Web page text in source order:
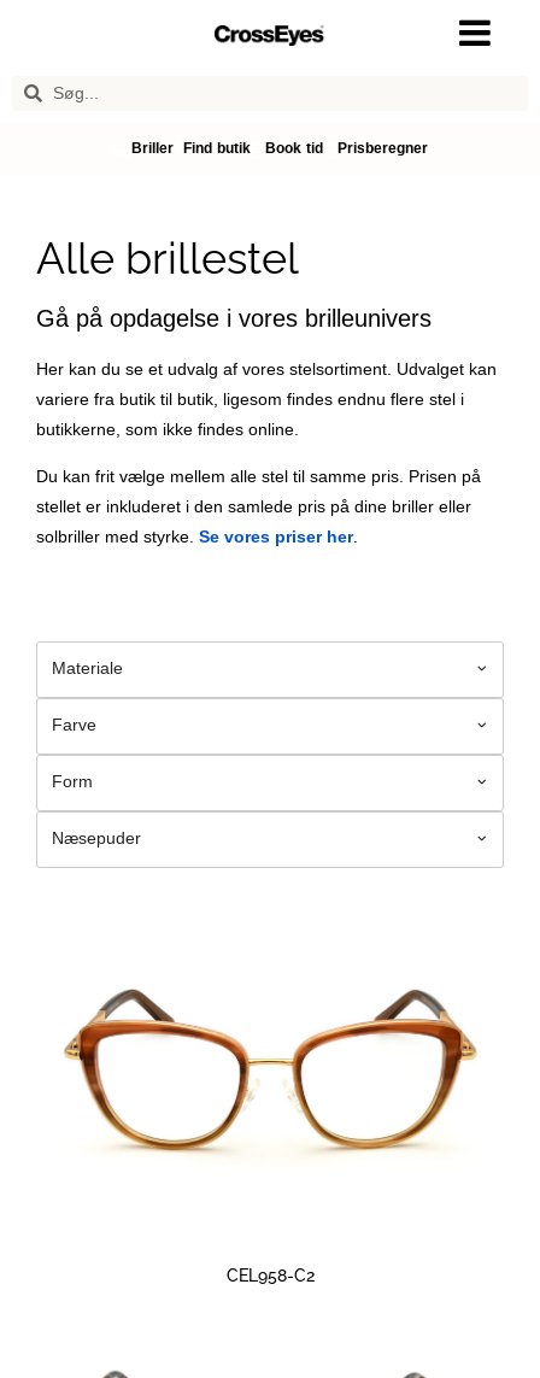
Briller Find butik Book tid Prisberegner
Alle brillestel
Gå på opdagelse i vores brilleunivers
Her kan du se et udvalg af vores stelsortiment. Udvalget kan
variere fra butik til butik, ligesom findes endnu flere stel i
butikkerne, som ikke findes online.
Du kan frit vælge mellem alle stel til samme pris. Prisen på
stellet er inkluderet i den samlede pris på dine briller eller
solbriller med styrke. Se vores priser her.
Materiale
Farve
Form
Næsepuder
CEL958-C2